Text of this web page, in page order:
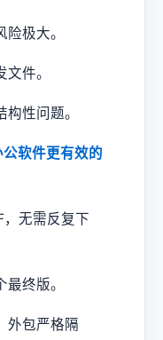
极大。
件。
性问题。
软件更有效的
无需反复下
终版。
外包严格隔